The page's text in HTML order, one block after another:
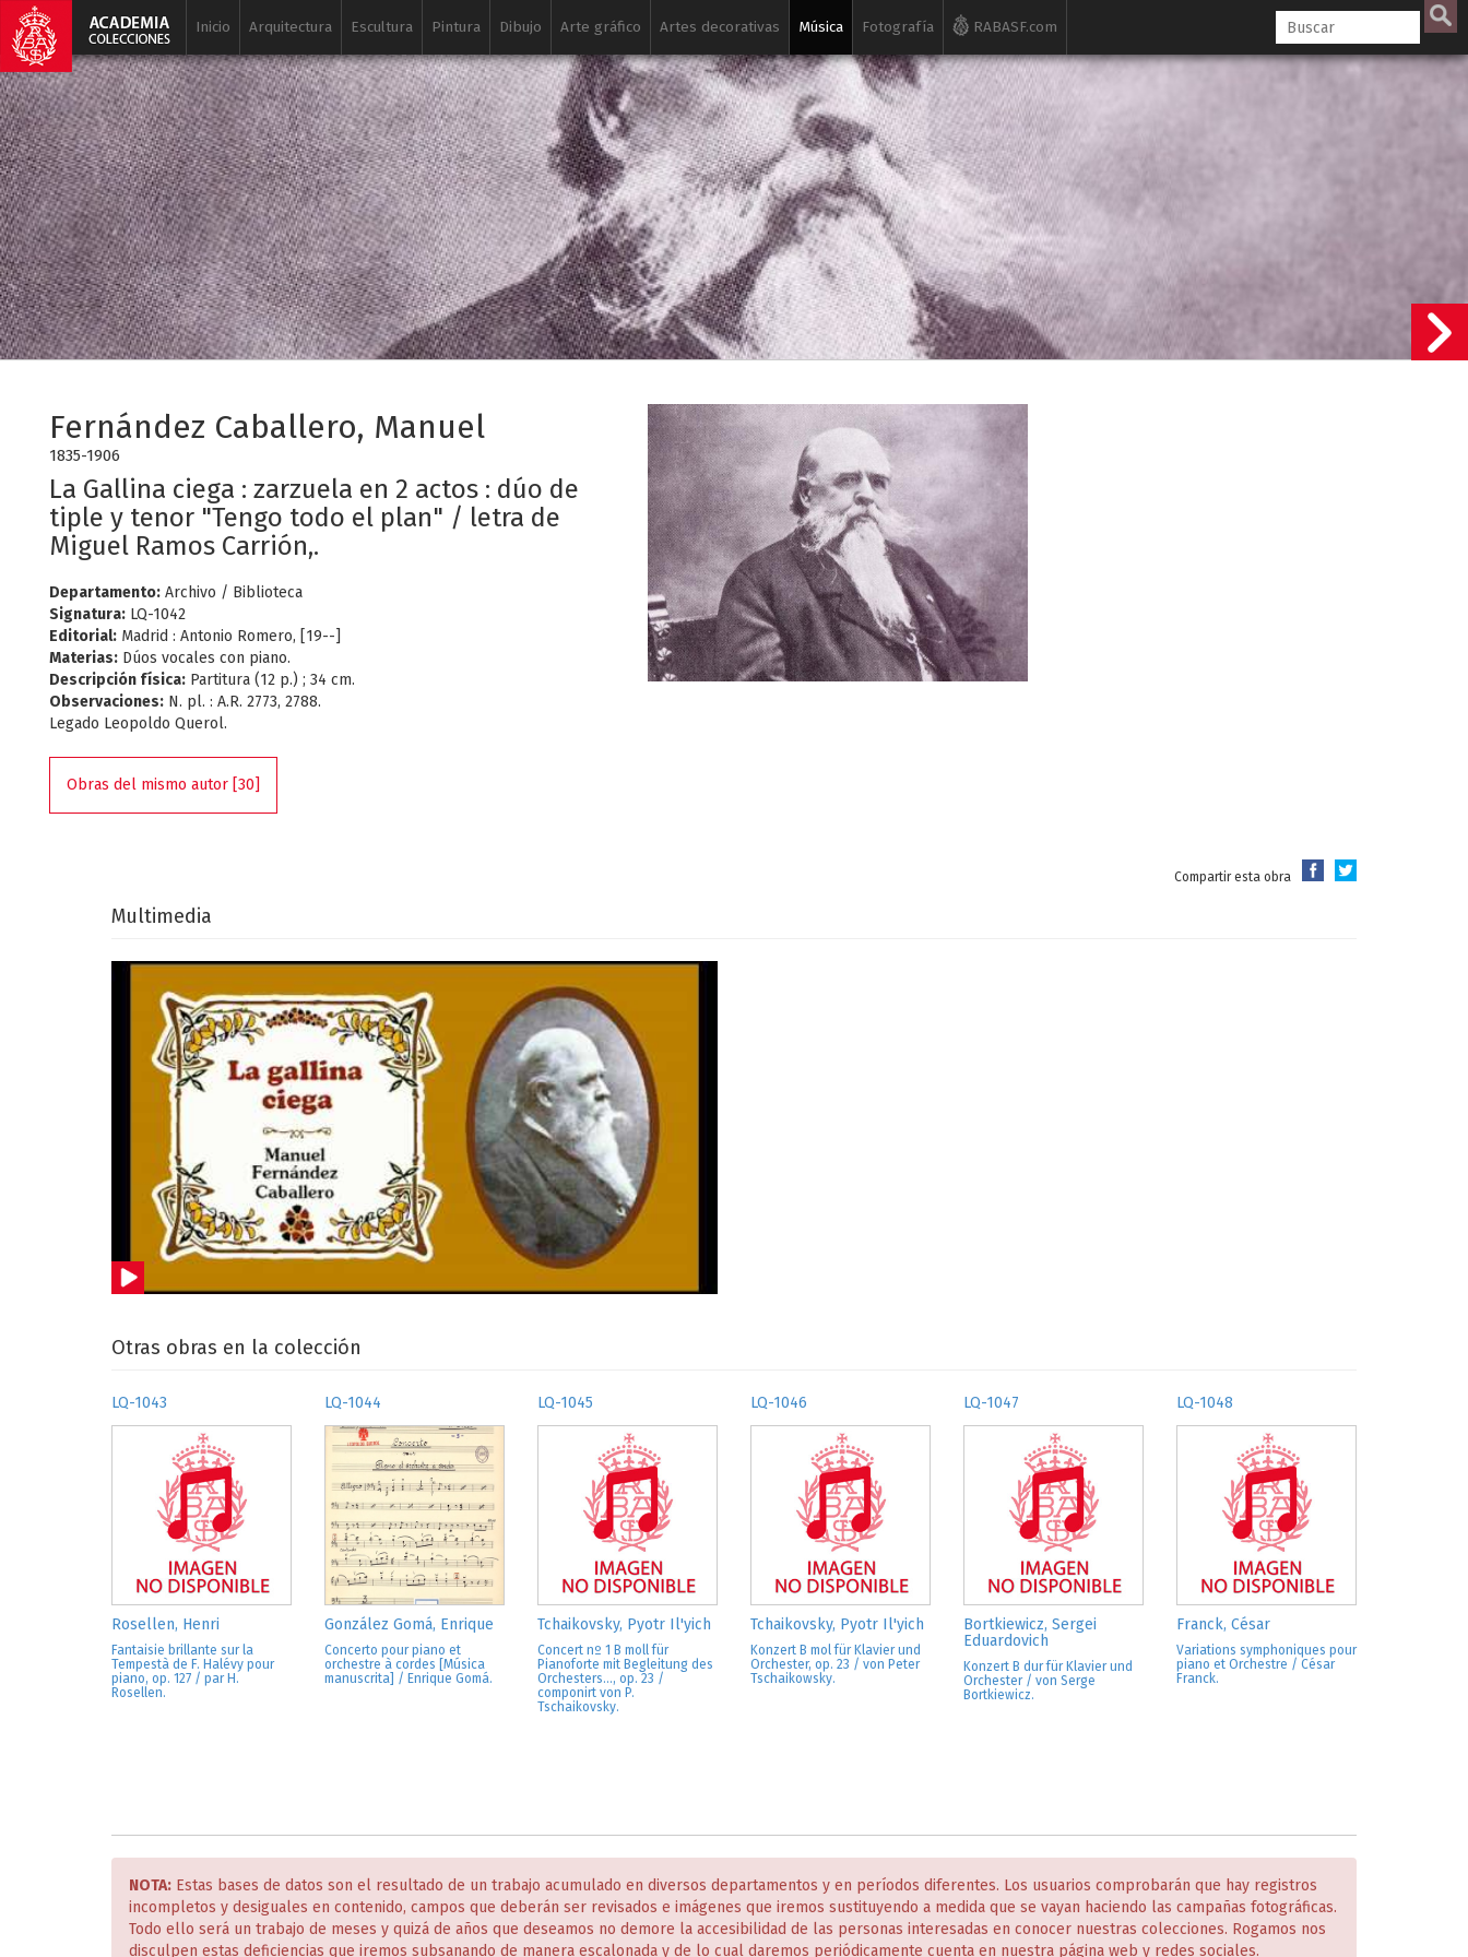
Inicio Arquitectura Escultura Pintura Dibujo Arte gráfico Artes decorativas Música Fotografía RABASF.com
Fernández Caballero, Manuel
1835-1906
La Gallina ciega : zarzuela en 2 actos : dúo de
tiple y tenor "Tengo todo el plan" / letra de
Miguel Ramos Carrión,.
Departamento: Archivo / Biblioteca
Signatura: LQ-1042
Editorial: Madrid : Antonio Romero, [19--]
Materias: Dúos vocales con piano.
Descripción física: Partitura (12 p.) ; 34 cm.
Observaciones: N. pl. : A.R. 2773, 2788.
Legado Leopoldo Querol.
Obras del mismo autor [30]
Compartir esta obra
Multimedia
Otras obras en la colección
LQ-1043
Rosellen, Henri
Fantaisie brillante sur la
Tempestà de F. Halévy pour
piano, op. 127 / par H.
Rosellen.
LQ-1044
González Gomá, Enrique
Concerto pour piano et
orchestre à cordes [Música
manuscrita] / Enrique Gomá.
LQ-1045
Tchaikovsky, Pyotr Il'yich
Concert nº 1 B moll für
Pianoforte mit Begleitung des
Orchesters..., op. 23 /
componirt von P.
Tschaikovsky.
LQ-1046
Tchaikovsky, Pyotr Il'yich
Konzert B mol für Klavier und
Orchester, op. 23 / von Peter
Tschaikowsky.
LQ-1047
Bortkiewicz, Sergei
Eduardovich
Konzert B dur für Klavier und
Orchester / von Serge
Bortkiewicz.
LQ-1048
Franck, César
Variations symphoniques pour
piano et Orchestre / César
Franck.
NOTA: Estas bases de datos son el resultado de un trabajo acumulado en diversos departamentos y en períodos diferentes. Los usuarios comprobarán que hay registros
incompletos y desiguales en contenido, campos que deberán ser revisados e imágenes que iremos sustituyendo a medida que se vayan haciendo las campañas fotográficas.
Todo ello será un trabajo de meses y quizá de años que deseamos no demore la accesibilidad de las personas interesadas en conocer nuestras colecciones. Rogamos nos
disculpen estas deficiencias que iremos subsanando de manera escalonada y de lo cual daremos periódicamente cuenta en nuestra página web y redes sociales.